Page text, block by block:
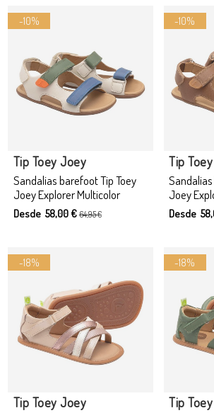
-10%
Sandalias barefoot Tip Toey
Joey Explorer Multicolor
Tip Toey Joey
Desde 58,00 €64,95 €
-10%
Joey
Tip
Desde
-18%
Tip Toey Joey
-18%
Tip